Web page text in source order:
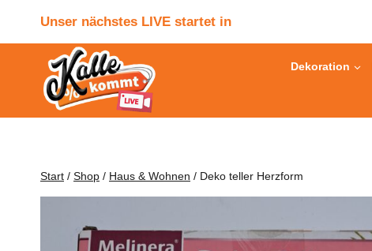
Unser nächstes LIVE startet in
Dekoration
Start / Shop / Haus & Wohnen / Deko teller Herzform